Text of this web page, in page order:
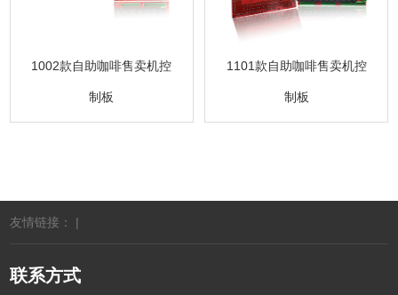
1002款自助咖啡售卖机控
制板
1101款自助咖啡售卖机控
制板
友情链接： |
联系方式